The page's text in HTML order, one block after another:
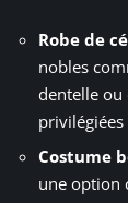
Robe de
nobles
dentelle ou
Costume
une option